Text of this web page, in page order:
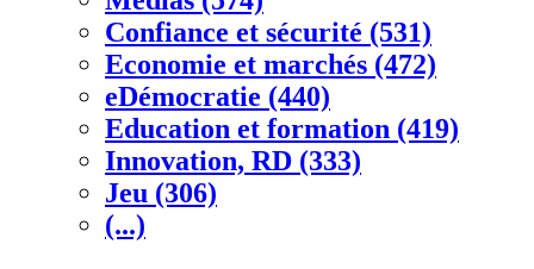
Confiance et sécurité (531)
Economie et marchés (472)
eDémocratie (440)
Education et formation (419)
Innovation, RD (333)
Jeu (306)
(...)